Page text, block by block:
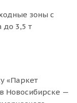
зоны с
до 3,5 т
«Паркет
Новосибирске —